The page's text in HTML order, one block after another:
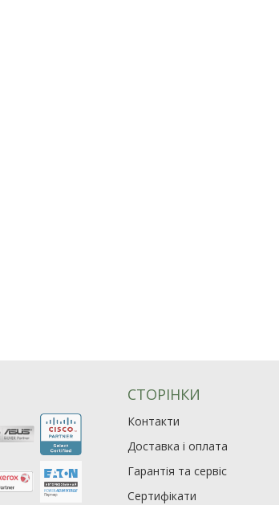
СТОРІНКИ
Контакти
Доставка і оплата
Гарантія та сервіс
Сертифікати